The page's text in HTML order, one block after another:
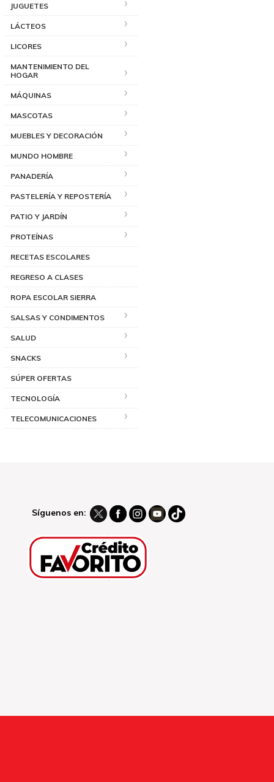
JUGUETES
LÁCTEOS
LICORES
MANTENIMIENTO DEL
HOGAR
MÁQUINAS
MASCOTAS
MUEBLES Y DECORACIÓN
MUNDO HOMBRE
PANADERÍA
PASTELERÍA Y REPOSTERÍA
PATIO Y JARDÍN
PROTEÍNAS
RECETAS ESCOLARES
REGRESO A CLASES
ROPA ESCOLAR SIERRA
SALSAS Y CONDIMENTOS
SALUD
SNACKS
SÚPER OFERTAS
TECNOLOGÍA
TELECOMUNICACIONES
Síguenos en: